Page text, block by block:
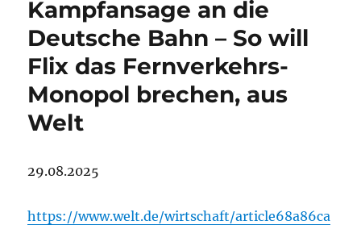
Kampfansage an die
Deutsche Bahn – So will
Flix das Fernverkehrs-
Monopol brechen, aus
Welt
29.08.2025
https://www.welt.de/wirtschaft/article68a86ca